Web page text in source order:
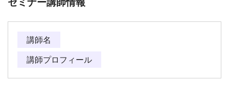
講師名
講師プロフィール